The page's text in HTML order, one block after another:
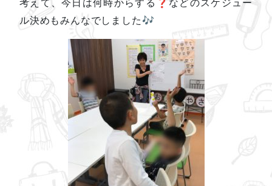
考えて、今日は何時からする❓などのスケジュー
ル決めもみんなでしました🎶